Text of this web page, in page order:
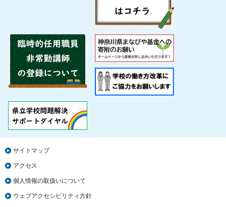
サイトマップ
アクセス
個人情報の取扱いについて
ウェブアクセシビリティ方針